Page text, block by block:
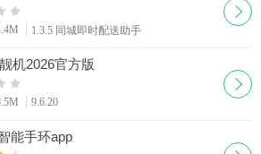
1.3.5 同城即时配送助手
机2026官方版
9.6.20
能手环app